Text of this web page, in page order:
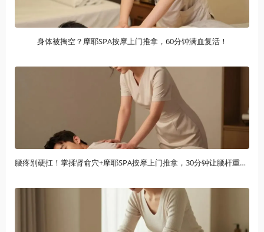
身体被掏空？摩耶SPA按摩上门推拿，60分钟满血复活！
腰疼别硬扛！掌揉肾俞穴+摩耶SPA按摩上门推拿，30分钟让腰杆重获新生